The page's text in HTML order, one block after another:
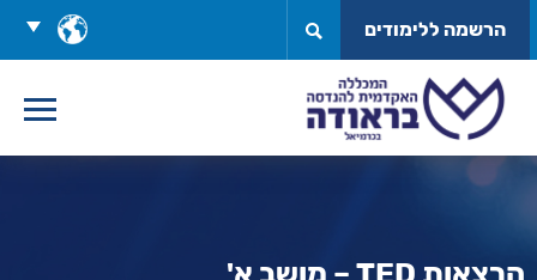
לתוכן
בחר
שפה
הרשמה ללימודים
הרצאות TED – מושב א'